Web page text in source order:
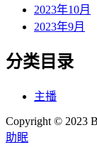
2023年10月
2023年9月
分类目录
主播
Copyright © 2023
助眠